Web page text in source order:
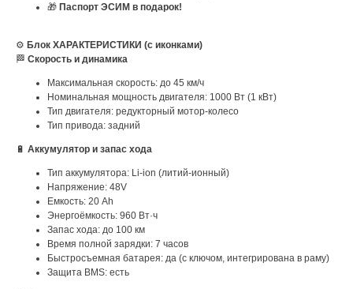
🎁 Паспорт ЭСИМ в подарок!
⚙️ Блок ХАРАКТЕРИСТИКИ (с иконками)
🏁 Скорость и динамика
Максимальная скорость: до 45 км/ч
Номинальная мощность двигателя: 1000 Вт (1 кВт)
Тип двигателя: редукторный мотор-колесо
Тип привода: задний
🔋 Аккумулятор и запас хода
Тип аккумулятора: Li-ion (литий-ионный)
Напряжение: 48V
Емкость: 20 Ah
Энергоёмкость: 960 Вт·ч
Запас хода: до 100 км
Время полной зарядки: 7 часов
Быстросъемная батарея: да (с ключом, интегрирована в раму)
Защита BMS: есть